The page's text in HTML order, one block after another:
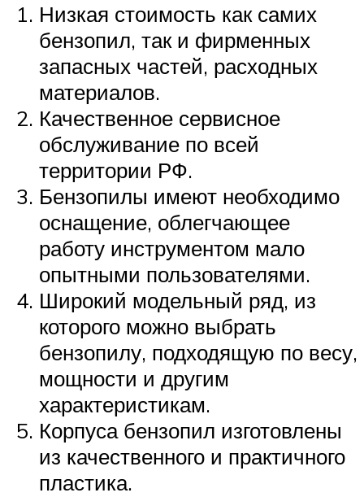
Низкая стоимость как самих
бензопил, так и фирменных
запасных частей, расходных
материалов.
Качественное сервисное
обслуживание по всей
территории РФ.
Бензопилы имеют необходимо
оснащение, облегчающее
работу инструментом мало
опытными пользователями.
Широкий модельный ряд, из
которого можно выбрать
бензопилу, подходящую по весу,
мощности и другим
характеристикам.
Корпуса бензопил изготовлены
из качественного и практичного
пластика.